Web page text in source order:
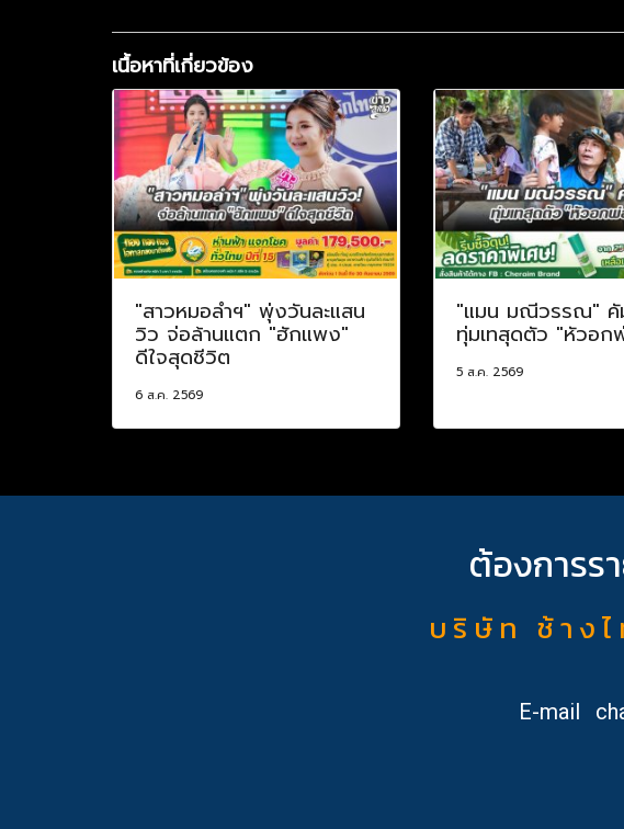
เนื้อหาที่เกี่ยวข้อง
"สาวหมอลำฯ" พุ่งวันละแสน
วิว จ่อล้านแตก "ฮักแพง"
ดีใจสุดชีวิต
6 ส.ค. 2569
"แมน มณีวรรณ" คั
ทุ่มเทสุดตัว "หัวอก
5 ส.ค. 2569
ต้องการร
บ ริ ษั ท ช้ า ง ไ
E-mail